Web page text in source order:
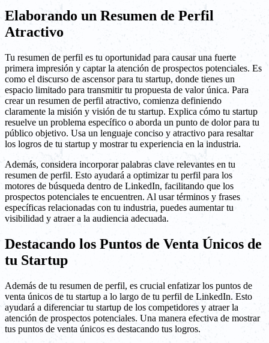
Elaborando un Resumen de Perfil
Atractivo
Tu resumen de perfil es tu oportunidad para causar una fuerte
primera impresión y captar la atención de prospectos potenciales. Es
como el discurso de ascensor para tu startup, donde tienes un
espacio limitado para transmitir tu propuesta de valor única. Para
crear un resumen de perfil atractivo, comienza definiendo
claramente la misión y visión de tu startup. Explica cómo tu startup
resuelve un problema específico o aborda un punto de dolor para tu
público objetivo. Usa un lenguaje conciso y atractivo para resaltar
los logros de tu startup y mostrar tu experiencia en la industria.
Además, considera incorporar palabras clave relevantes en tu
resumen de perfil. Esto ayudará a optimizar tu perfil para los
motores de búsqueda dentro de LinkedIn, facilitando que los
prospectos potenciales te encuentren. Al usar términos y frases
específicas relacionadas con tu industria, puedes aumentar tu
visibilidad y atraer a la audiencia adecuada.
Destacando los Puntos de Venta Únicos de
tu Startup
Además de tu resumen de perfil, es crucial enfatizar los puntos de
venta únicos de tu startup a lo largo de tu perfil de LinkedIn. Esto
ayudará a diferenciar tu startup de los competidores y atraer la
atención de prospectos potenciales. Una manera efectiva de mostrar
tus puntos de venta únicos es destacando tus logros.